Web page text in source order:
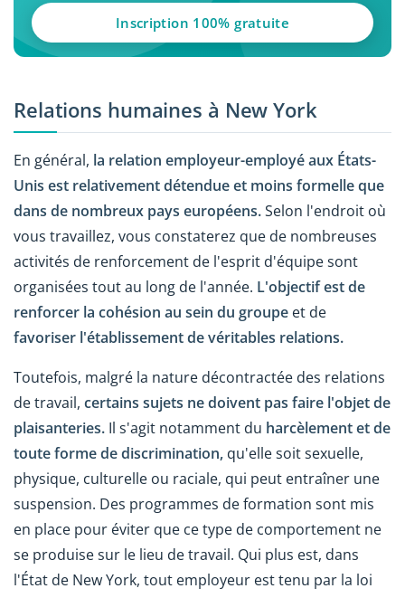
Inscription 100% gratuite
Relations humaines à New York
En général, la relation employeur-employé aux États-
Unis est relativement détendue et moins formelle que
dans de nombreux pays européens.Selon l'endroit où
vous travaillez, vous constaterez que de nombreuses
activités de renforcement de l'esprit d'équipe sont
organisées tout au long de l'année. L'objectif est de
renforcer la cohésion au sein du groupe et de
favoriser l'établissement de véritables relations.
Toutefois, malgré la nature décontractée des relations
de travail, certains sujets ne doivent pas faire l'objet de
plaisanteries. Il s'agit notamment du harcèlement et de
toute forme de discrimination, qu'elle soit sexuelle,
physique, culturelle ou raciale, qui peut entraîner une
suspension. Des programmes de formation sont mis
en place pour éviter que ce type de comportement ne
se produise sur le lieu de travail. Qui plus est, dans
l'État de New York, tout employeur est tenu par la loi